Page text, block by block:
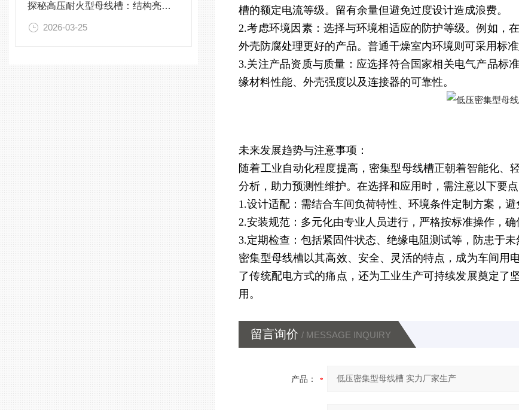
探秘高压耐火型母线槽：结构亮点与实用效能
2026-03-25
槽的额定电流等级。留有余量但避免过度设计造成浪费。
2.考虑环境因素：选择与环境相适应的防护等级。例如，
外壳防腐处理更好的产品。普通干燥室内环境则可采用标准
3.关注产品资质与质量：应选择符合国家相关电气产品标
缘材料性能、外壳强度以及连接器的可靠性。
未来发展趋势与注意事项：
随着工业自动化程度提高，密集型母线槽正朝着智能化
分析，助力预测性维护。在选择和应用时，需注意以下要点
1.设计适配：需结合车间负荷特性、环境条件定制方案，避
2.安装规范：多元化由专业人员进行，严格按标准操作，确
3.定期检查：包括紧固件状态、绝缘电阻测试等，防患于未
密集型母线槽以其高效、安全、灵活的特点，成为车间用
了传统配电方式的痛点，还为工业生产可持续发展奠定了
用。
留言询价 / MESSAGE INQUIRY
产品：